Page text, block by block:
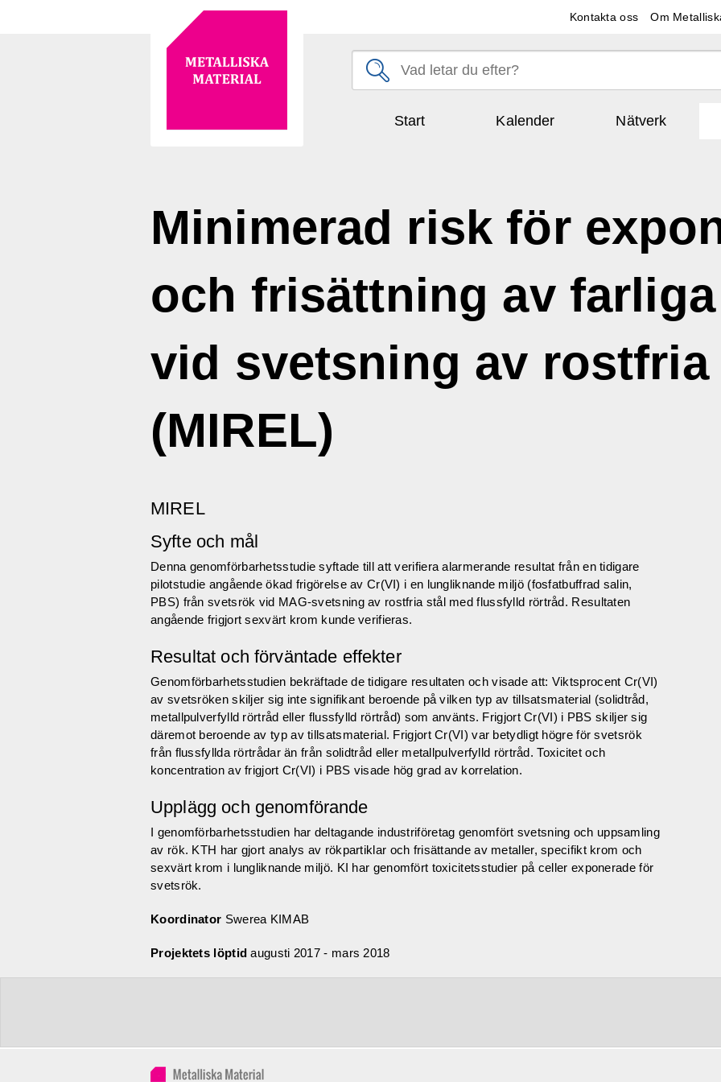
Kontakta oss Om
Start Kalender Nätverk
Minimerad risk för
och frisättning av
vid svetsning av rostfria
(MIREL)
MIREL
Syfte och mål
Denna genomförbarhetsstudie syftade till att verifiera alarmerande resultat från en tidigare
pilotstudie angående ökad frigörelse av Cr(VI) i en lungliknande miljö (fosfatbuffrad salin,
PBS) från svetsrök vid MAG-svetsning av rostfria stål med flussfylld rörtråd. Resultaten
angående frigjort sexvärt krom kunde verifieras.
Resultat och förväntade effekter
Genomförbarhetsstudien bekräftade de tidigare resultaten och visade att: Viktsprocent Cr(VI)
av svetsröken skiljer sig inte signifikant beroende på vilken typ av tillsatsmaterial (solidtråd,
metallpulverfylld rörtråd eller flussfylld rörtråd) som använts. Frigjort Cr(VI) i PBS skiljer sig
däremot beroende av typ av tillsatsmaterial. Frigjort Cr(VI) var betydligt högre för svetsrök
från flussfyllda rörtrådar än från solidtråd eller metallpulverfylld rörtråd. Toxicitet och
koncentration av frigjort Cr(VI) i PBS visade hög grad av korrelation.
Upplägg och genomförande
I genomförbarhetsstudien har deltagande industriföretag genomfört svetsning och uppsamling
av rök. KTH har gjort analys av rökpartiklar och frisättande av metaller, specifikt krom och
sexvärt krom i lungliknande miljö. KI har genomfört toxicitetsstudier på celler exponerade för
svetsrök.
Koordinator Swerea KIMAB
Projektets löptid augusti 2017 - mars 2018